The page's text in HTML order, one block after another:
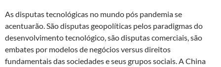
As disputas tecnológicas no mundo pós pandemia se
acentuarão. São disputas geopolíticas pelos paradigmas do
desenvolvimento tecnológico, são disputas comerciais, são
embates por modelos de negócios versus direitos
fundamentais das sociedades e seus grupos sociais. A China